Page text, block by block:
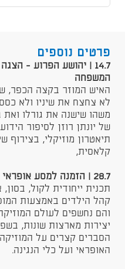
פרטים נוספים
14.7 | יהושע הפרוע -
המשפחה
האיש המוזר בקצה הכפר,
לא צחצח את שיניו ולא
משהו שישנה את גורלו ואת
של יונתן רוזן לסיפור
תיאטרון מוזיקלי, בצירוף
קלאסית,
28.7 | הזמנה למסע אופראי
תכנית ייחודית לקול,
קהל הילדים באמצעות
והם נחשפים לעולם
יצירות מארצות שונות,
הסברים קצרים על
האופראי ועל כלי הנגינה.